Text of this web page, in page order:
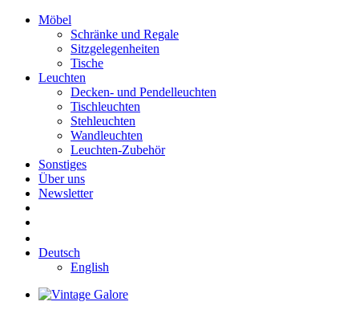
Möbel
Schränke und Regale
Sitzgelegenheiten
Tische
Leuchten
Decken- und Pendelleuchten
Tischleuchten
Stehleuchten
Wandleuchten
Leuchten-Zubehör
Sonstiges
Über uns
Newsletter
Deutsch
English